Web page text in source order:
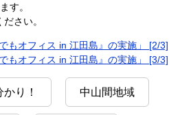
す。
さい。
もオフィス in 江田島』の実施」 [2/3]
もオフィス in 江田島』の実施」 [3/3]
り！ 中山間地域